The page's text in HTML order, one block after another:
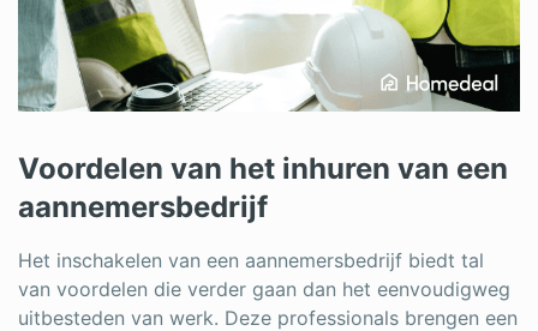
Voordelen van het inhuren van een
aannemersbedrijf
Het inschakelen van een aannemersbedrijf biedt tal
van voordelen die verder gaan dan het eenvoudigweg
uitbesteden van werk. Deze professionals brengen een